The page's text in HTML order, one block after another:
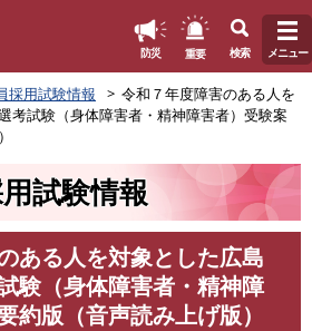
防災 重要 検索 メニュー
採用試験情報
令和７年度障害のある人を
考試験（身体障害者・精神障害者）受験案
試験情報
ある人を対象とした広島
験（身体障害者・精神障
約版（音声読み上げ版）